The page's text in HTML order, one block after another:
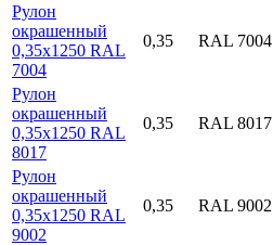
Рулон
окрашенный
0,35х1250 RAL
7004
0,35 RAL 7004
Рулон
окрашенный
0,35х1250 RAL
8017
0,35 RAL 8017
Рулон
окрашенный
0,35х1250 RAL
9002
0,35 RAL 9002